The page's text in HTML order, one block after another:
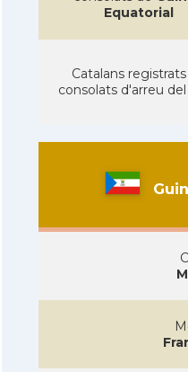
Equatorial
Catalans registrats
consolats d'arreu del